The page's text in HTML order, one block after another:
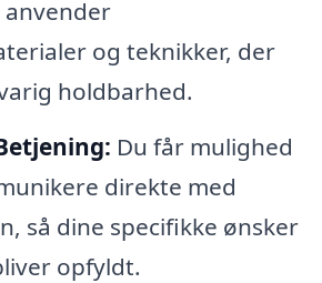
og teknikker, der
holdbarhed.
Du får mulighed
direkte med
så dine specifikke ønsker
opfyldt.